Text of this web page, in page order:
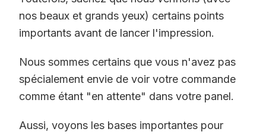
nos beaux et grands yeux) certains points
importants avant de lancer l'impression.
Nous sommes certains que vous n'avez pas
spécialement envie de voir votre commande
comme étant "en attente" dans votre panel.
Aussi, voyons les bases importantes pour